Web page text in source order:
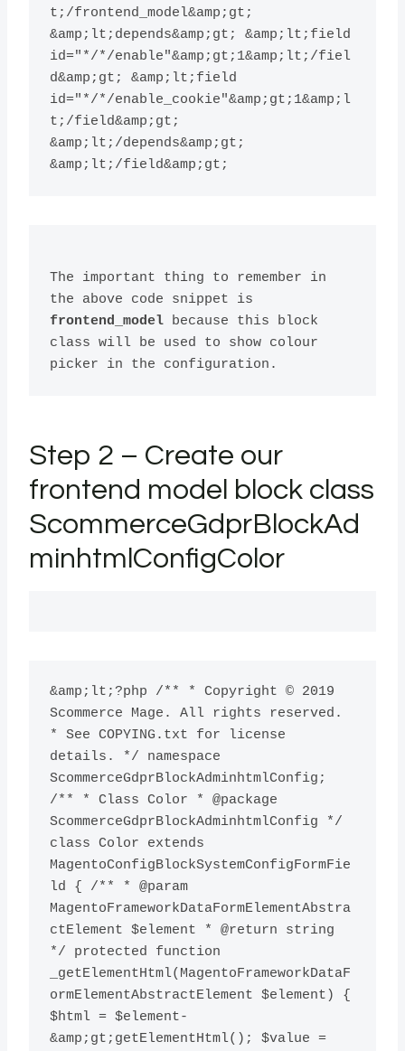
t;/frontend_model&amp;gt;
&amp;lt;depends&amp;gt; &amp;lt;field
id="*/*/enable"&amp;gt;1&amp;lt;/fiel
d&amp;gt; &amp;lt;field
id="*/*/enable_cookie"&amp;gt;1&amp;l
t;/field&amp;gt;
&amp;lt;/depends&amp;gt;
The important thing to remember in
frontend_model because this block
class will be used to show colour
Step 2 – Create our
frontend model block class
ScommerceGdprBlockAd
minhtmlConfigColor
&amp;lt;?php /** * Copyright © 2019
Scommerce Mage. All rights reserved.
* See COPYING.txt for license
details. */ namespace
ScommerceGdprBlockAdminhtmlConfig;
/** * Class Color * @package
ScommerceGdprBlockAdminhtmlConfig */
class Color extends
MagentoConfigBlockSystemConfigFormFie
ld { /** * @param
MagentoFrameworkDataFormElementAbstra
ctElement $element * @return string
*/ protected function
_getElementHtml(MagentoFrameworkDataF
ormElementAbstractElement $element) {
$html = $element-
&amp;gt;getElementHtml(); $value =